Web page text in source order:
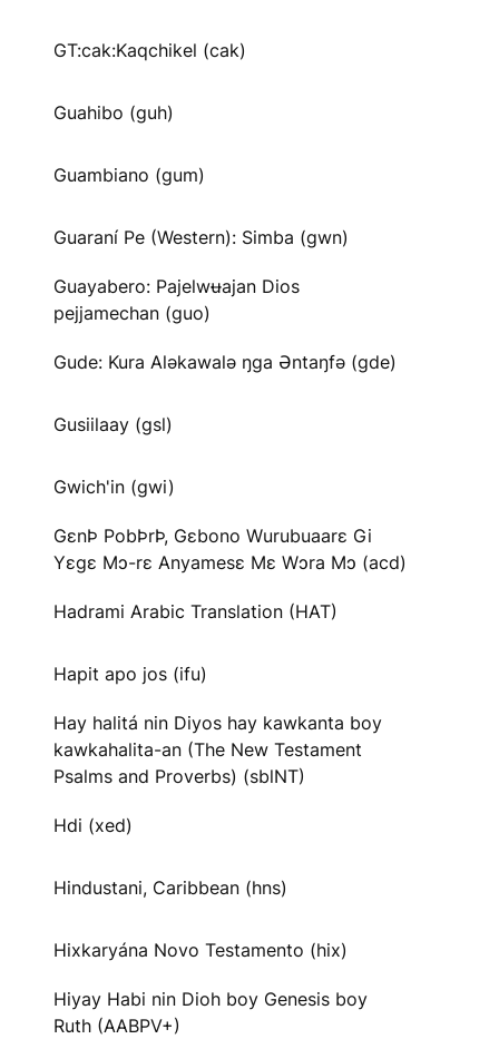
GT:cak:Kaqchikel (cak)
Guahibo (guh)
Guambiano (gum)
Guaraní Pe (Western): Simba (gwn)
Guayabero: Pajelwʉajan Dios
pejjamechan (guo)
Gude: Kura Aləkawalə ŋga Əntaŋfə (gde)
Gusiilaay (gsl)
Gwich'in (gwi)
GɛnÞ PobÞrÞ, Gɛbono Wurubuaarɛ Gi
Yɛgɛ Mɔ-rɛ Anyamesɛ Mɛ Wɔra Mɔ (acd)
Hadrami Arabic Translation (HAT)
Hapit apo jos (ifu)
Hay halitá nin Diyos hay kawkanta boy
kawkahalita-an (The New Testament
Psalms and Proverbs) (sblNT)
Hdi (xed)
Hindustani, Caribbean (hns)
Hixkaryána Novo Testamento (hix)
Hiyay Habi nin Dioh boy Genesis boy
Ruth (AABPV+)